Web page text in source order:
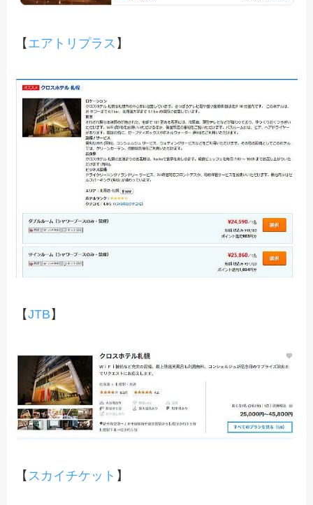
【 エアトリプラス 】
【JTB 】
【 スカイチケット 】